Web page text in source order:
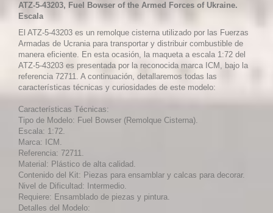
ATZ-5-43203, Fuel Bowser of the Armed Forces of Ukraine.
Escala
El ATZ-5-43203 es un remolque cisterna utilizado por las Fuerzas
Armadas de Ucrania para transportar y distribuir combustible de
manera eficiente. En esta ocasión, la maqueta a escala 1:72 del
ATZ-5-43203 es presentada por la reconocida marca ICM, bajo la
referencia 72711. A continuación, detallaremos todas las
características técnicas y curiosidades de este modelo:
Características Técnicas:
Tipo de Modelo: Fuel Bowser (Remolque Cisterna).
Escala: 1:72.
Marca: ICM.
Referencia: 72711.
Material: Plástico de alta calidad.
Contenido del Kit: Piezas para ensamblar y calcas para decorar.
Nivel de Dificultad: Intermedio.
Requiere: Ensamblado de piezas y pintura.
Detalles del Modelo: